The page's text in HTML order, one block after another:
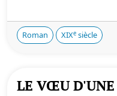
Roman XIXe siècle
LE VŒU D'UNE